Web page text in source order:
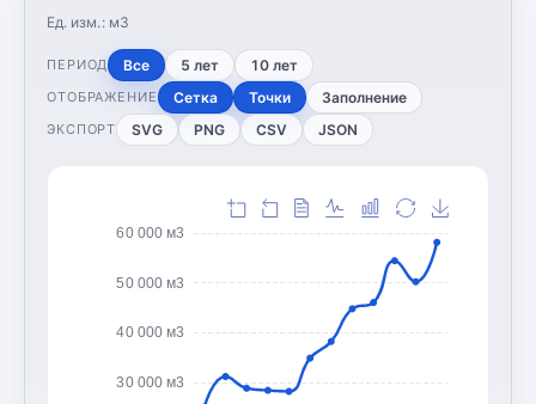
Ед. изм.: м3
ПЕРИОД Все 5 лет 10 лет
ОТОБРАЖЕНИЕ Сетка Точки Заполнение
ЭКСПОРТ SVG PNG CSV JSON
30 000 м3
40 000 м3
50 000 м3
60 000 м3